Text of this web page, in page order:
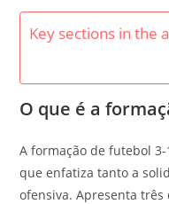
Key sections in the
O que é a
A formação de futebol
que enfatiza tanto a
ofensiva. Apresenta